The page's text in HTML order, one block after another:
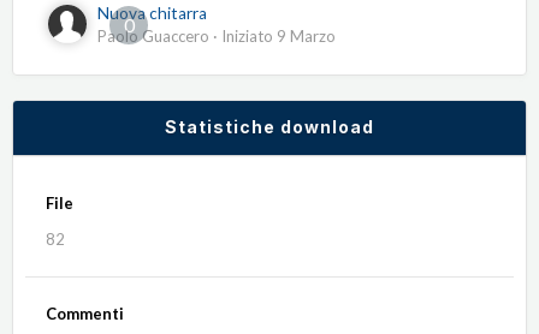
0
Nuova chitarra
Paolo Guaccero · Iniziato 9 Marzo
Statistiche download
File
82
Commenti